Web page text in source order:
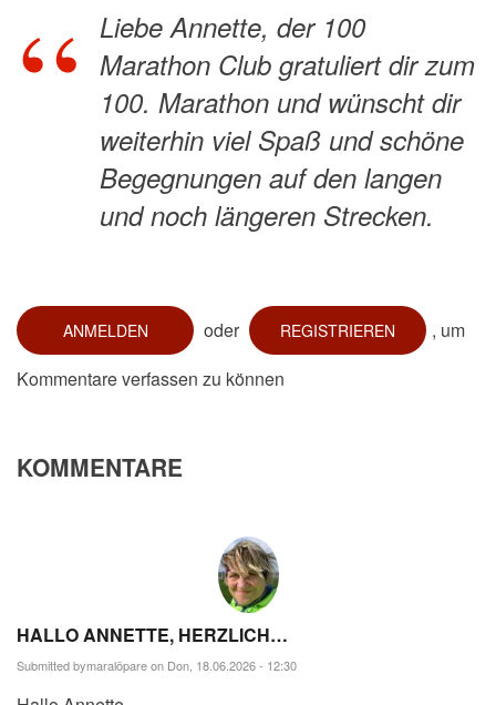
Liebe Annette, der 100
Marathon Club gratuliert dir zum
100. Marathon und wünscht dir
weiterhin viel Spaß und schöne
Begegnungen auf den langen
und noch längeren Strecken.
ANMELDEN oder REGISTRIEREN
, um
Kommentare verfassen zu können
KOMMENTARE
HALLO ANNETTE, HERZLICH…
Submitted bymaralöpareon Don, 18.06.2026 - 12:30